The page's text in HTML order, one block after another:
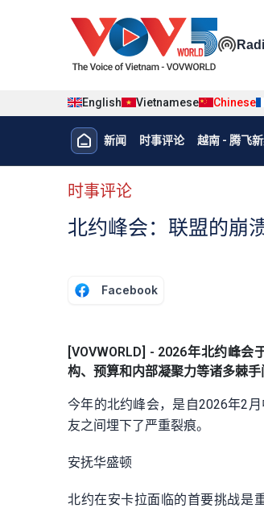
Đa
English Vietnamese Chinese
Menu trang chủ tiếng
新闻 时事评论 越南 - 腾飞
menu phụ tiếng Trung
时事评论
北约峰会：联盟的崩
Facebook
[VOVWORLD] - 2026年北约峰
构、预算和内部凝聚力等诸多棘手
今年的北约峰会，是自2026年2
友之间埋下了严重裂痕。
安抚华盛顿
北约在安卡拉面临的首要挑战是